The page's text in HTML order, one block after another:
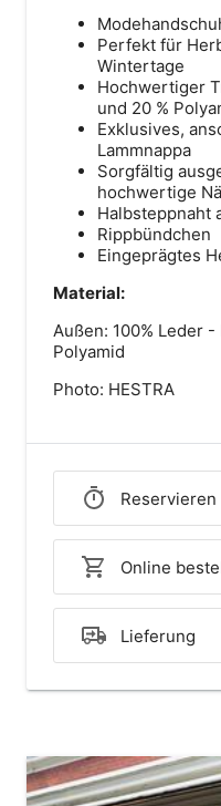
Perfekt für
Wintertage
Hochwertiger
und 20 %
Exklusives,
Lammnappa
Sorgfältig
hochwertige
Halbsteppnaht
Rippbündchen
Eingeprägtes
Material:
Außen: 100% Leder -
Polyamid
Photo: HESTRA
Reservieren
Online
Lieferung